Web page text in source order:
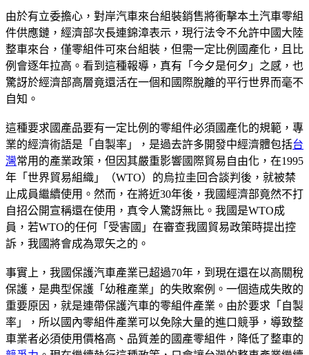
由於有立委擔心，對岸汽車來台組裝銷售將衝擊本土汽車零組
件供應鏈，經濟部次長連錦漳表示，現行法令不允許中國大陸
整車來台，僅零組件可來台組裝，但需一定比例國產化，且比
例會逐年拉高。看到這種報導，真有「今夕是何夕」之感，也
驚訝於經濟部高層竟還活在一個和國際脫離的平行世界而毫不
自知。
這種要求國產品要有一定比例的零組件必須國產化的規範，專
業的經濟術語是「自製率」，是過去許多開發中經濟體包括台
灣常用的產業政策，但因其嚴重影響國際貿易自由化，在1995
年「世界貿易組織」（WTO）的烏拉圭回合談判後，就被禁
止成員繼續使用。然而，在將近30年後，我國經濟部竟然不打
自招公開宣稱還在使用，真令人驚訝無比。我國是WTO成
員，若WTO的任何「受害國」在審查我國貿易政策時提出控
訴，我國將會成為眾矢之的。
事實上，我國保護汽車產業已超過70年，到現在還在以高關稅
保護，是典型保護「幼稚產業」的失敗案例。一個造成失敗的
重要原因，就是連帶保護汽車的零組件產業。由於要求「自製
率」，所以國內零組件產業可以免除大量的進口競爭，導致整
車業者必須使用價格高、品質差的國產零組件，降低了整車的